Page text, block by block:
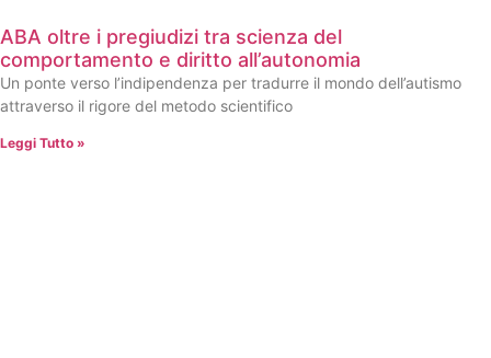
ABA oltre i pregiudizi tra scienza del
comportamento e diritto all’autonomia
Un ponte verso l’indipendenza per tradurre il mondo dell’autismo
attraverso il rigore del metodo scientifico
Leggi Tutto »